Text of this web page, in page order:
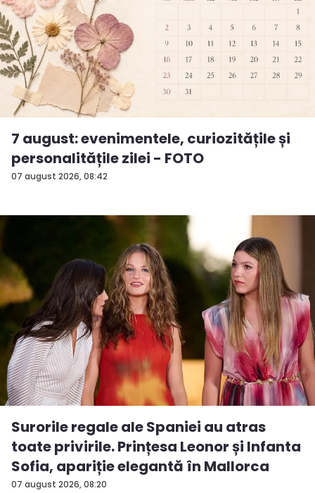
07 august 2026, 08:42
7 august: evenimentele, curiozitățile și
personalitățile zilei - FOTO
07 august 2026, 08:20
Surorile regale ale Spaniei au atras
toate privirile. Prințesa Leonor și Infanta
Sofia, apariție elegantă în Mallorca